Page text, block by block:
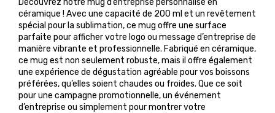
Découvrez notre mug d’entreprise personnalisé en
céramique ! Avec une capacité de 200 ml et un revêtement
spécial pour la sublimation, ce mug offre une surface
parfaite pour afficher votre logo ou message d’entreprise de
manière vibrante et professionnelle. Fabriqué en céramique,
ce mug est non seulement robuste, mais il offre également
une expérience de dégustation agréable pour vos boissons
préférées, qu’elles soient chaudes ou froides. Que ce soit
pour une campagne promotionnelle, un événement
d’entreprise ou simplement pour montrer votre